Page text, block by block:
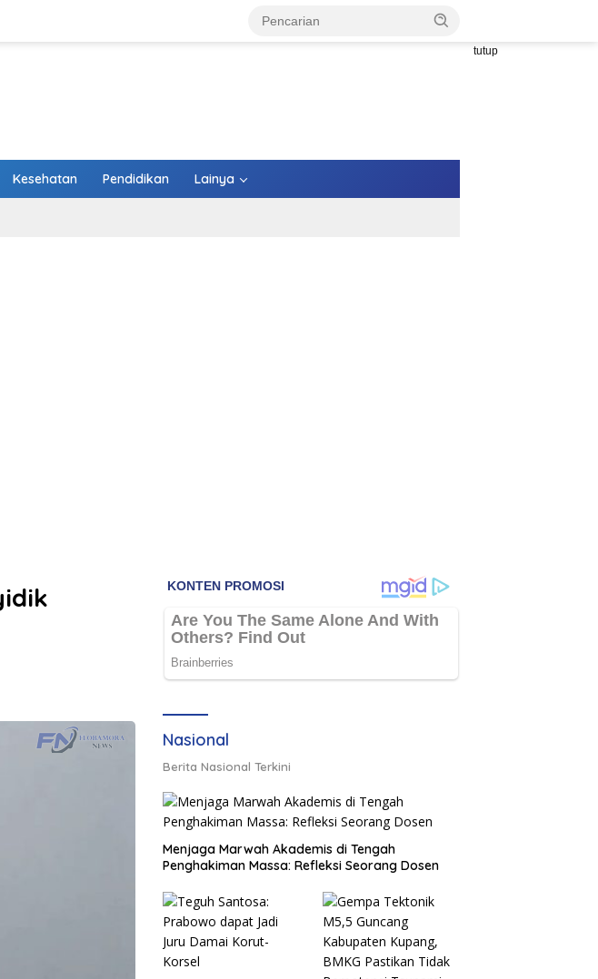
tutup
Kesehatan Pendidikan Lainya
Nasional
Berita Nasional Terkini
Menjaga Marwah Akademis di Tengah
Penghakiman Massa: Refleksi Seorang Dosen